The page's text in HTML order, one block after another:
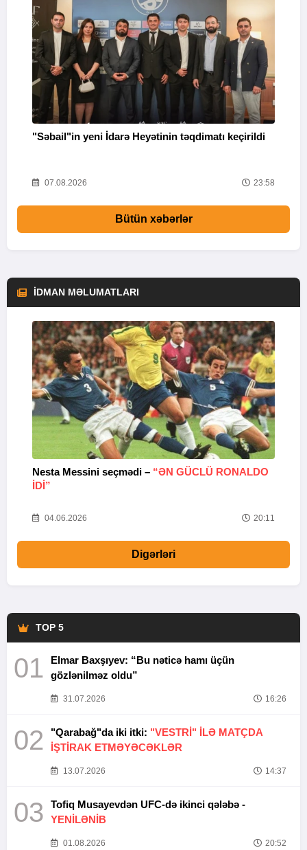
"Səbail"in yeni İdarə Heyətinin təqdimatı keçirildi
07.08.2026 23:58
Bütün xəbərlər
İDMAN MƏLUMATLARI
Nesta Messini seçmədi – “ƏN GÜCLÜ RONALDO
IDI”
04.06.2026 20:11
Digərləri
TOP 5
01
Elmar Baxşıyev: “Bu nəticə hamı üçün
gözlənilməz oldu”
31.07.2026 16:26
02 "Qarabağ"da iki itki: "VESTRİ" İLƏ MATÇDA
İŞTİRAK ETMƏYƏCƏKLƏR
13.07.2026 14:37
03
Tofiq Musayevdən UFC-də ikinci qələbə -
YENİLƏNİB
01.08.2026 20:52